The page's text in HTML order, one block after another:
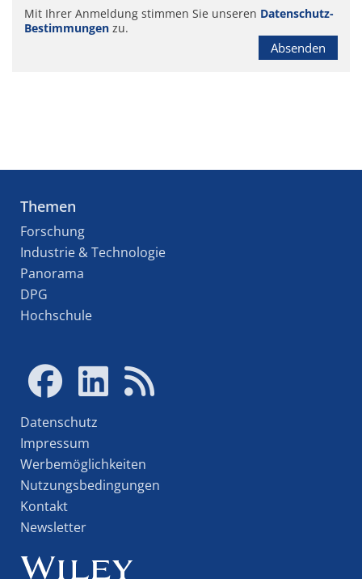
Mit Ihrer Anmeldung stimmen Sie unseren Datenschutz-
Bestimmungen zu.
Absenden
Themen
Forschung
Industrie & Technologie
Panorama
DPG
Hochschule
Datenschutz
Impressum
Werbemöglichkeiten
Nutzungsbedingungen
Kontakt
Newsletter